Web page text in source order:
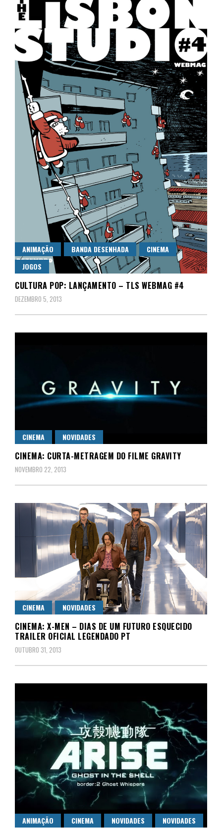
ANIMAÇÃO BANDA DESENHADA
CINEMA
JOGOS
CULTURA POP: LANÇAMENTO – TLS WEBMAG #4
DEZEMBRO 5, 2013
CINEMA NOVIDADES
CINEMA: CURTA-METRAGEM DO FILME GRAVITY
NOVEMBRO 22, 2013
CINEMA NOVIDADES
CINEMA: X-MEN – DIAS DE UM FUTURO ESQUECIDO
TRAILER OFICIAL LEGENDADO PT
OUTUBRO 31, 2013
ANIMAÇÃO CINEMA NOVIDADES NOVIDADES